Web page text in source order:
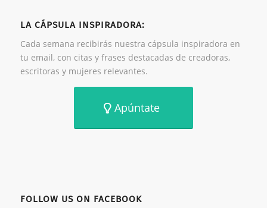
LA CÁPSULA INSPIRADORA:
Cada semana recibirás nuestra cápsula inspiradora en
tu email, con citas y frases destacadas de creadoras,
escritoras y mujeres relevantes.
Apúntate
FOLLOW US ON FACEBOOK